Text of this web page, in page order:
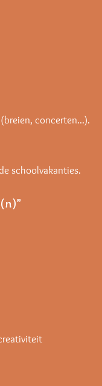
concerten...).
schoolvakanties.